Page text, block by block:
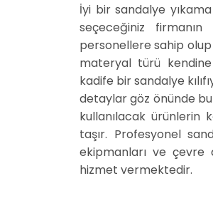
İyi bir sandalye
seçeceğiniz
personellere sahip olup
materyal türü
kadife bir sandalye
detaylar göz önünde
kullanılacak ürünlerin
taşır. Profesyonel
ekipmanları ve çevre
hizmet vermektedir.